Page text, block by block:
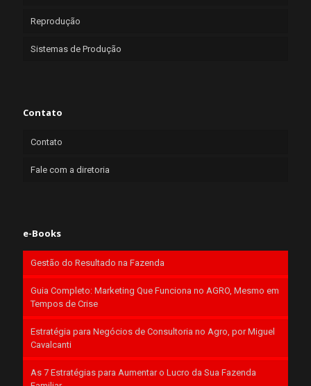
Reprodução
Sistemas de Produção
Contato
Contato
Fale com a diretoria
e-Books
Gestão do Resultado na Fazenda
Guia Completo: Marketing Que Funciona no AGRO, Mesmo em
Tempos de Crise
Estratégia para Negócios de Consultoria no Agro, por Miguel
Cavalcanti
As 7 Estratégias para Aumentar o Lucro da Sua Fazenda